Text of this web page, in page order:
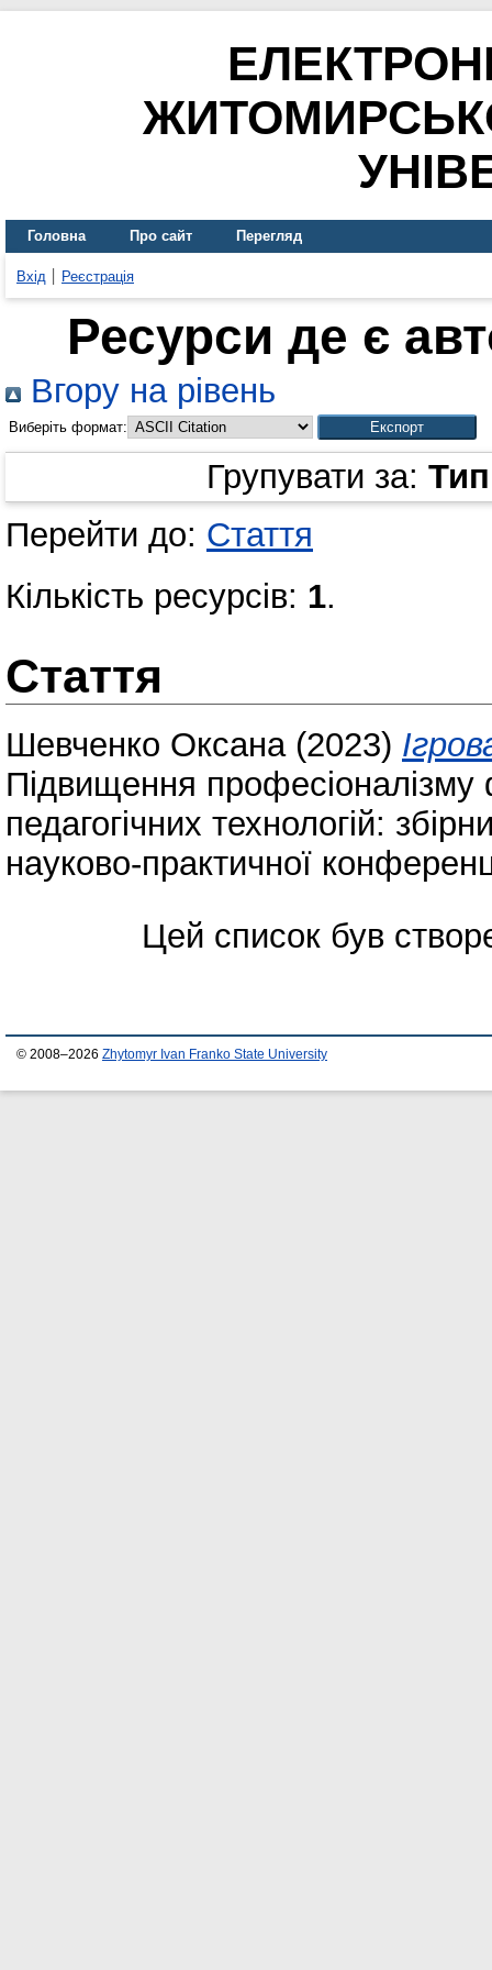
Головна Про сайт Перегляд
Вхід Реєстрація
Ресурси де є
Вгору на рівень
Виберіть формат:
Групувати за:
Перейти до: Стаття
Кількість ресурсів: 1.
Стаття
Шевченко Оксана(2023)
Підвищення професіоналізму
педагогічних технологій:
науково-практичної
Цей список був
© 2008–2026 Zhytomyr Ivan Franko State University